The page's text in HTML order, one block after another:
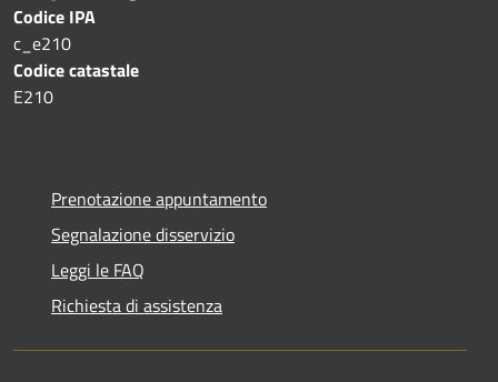
Codice IPA
c_e210
Codice catastale
E210
Prenotazione appuntamento
Segnalazione disservizio
Leggi le FAQ
Richiesta di assistenza